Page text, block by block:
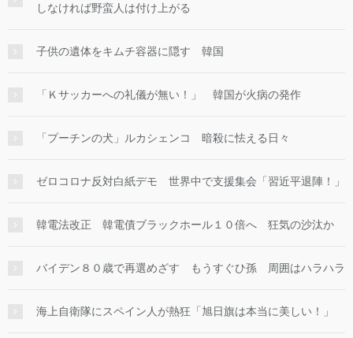
しなければ野蛮人は付け上がる
子供の遺体をキムチ容器に隠す 韓国
「Ｋサッカーへの礼儀が無い！」 韓国が火病の発作
「プーチンの犬」ルカシェンコ 暗殺に怯える日々
ゼロコロナ反対白紙デモ 世界中で支援集会「習近平退陣！」
韓電法改正 韓電債ブラックホール１０倍へ 狂気の沙汰か
バイデン８０歳で再選めざす もうすぐひ孫 周囲はハラハラ
海上自衛隊にスペイン人が熱狂「旭日旗は本当に美しい！」